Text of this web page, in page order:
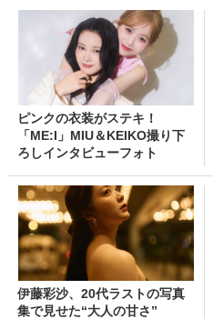
ピンクの衣装がステキ！
「ME:I」MIU＆KEIKO撮り下
ろしインタビューフォト
伊藤彩沙、20代ラストの写真
集で見せた“大人の甘さ”